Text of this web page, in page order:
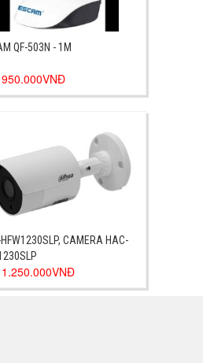
QF-503N - 1M
950.000VNĐ
CAMERA HAC-
1.250.000VNĐ